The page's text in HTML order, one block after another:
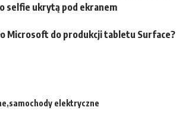
selfie ukrytą pod ekranem
Microsoft do produkcji tabletu Surface?
samochody elektryczne